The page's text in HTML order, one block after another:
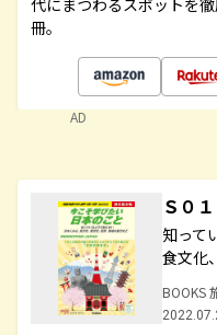
代にまつわるスポットを
冊。
AD
Ｓ０
知って
食文化
BOOKS